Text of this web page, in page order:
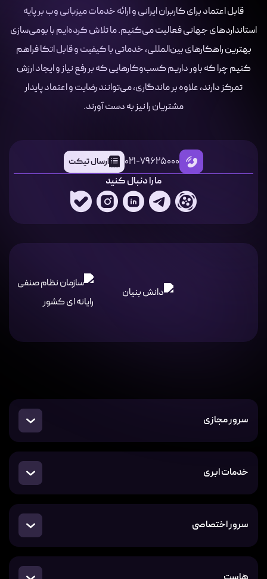
قابل اعتماد برای کاربران ایرانی و ارائه خدمات میزبانی وب بر پایه
استانداردهای جهانی فعالیت می‌کنیم. ما تلاش کرده‌ایم با بومی‌سازی
بهترین راهکارهای بین‌المللی، خدماتی با کیفیت و قابل اتکا فراهم
کنیم چرا که باور داریم کسب‌وکارهایی که بر رفع نیاز و ایجاد ارزش
تمرکز دارند، علاوه بر ماندگاری، می‌توانند رضایت و اعتماد پایدار
مشتریان را نیز به دست آورند.
021-79625000 ارسال تیکت
ما را دنبال کنید
سرور مجازی
خدمات ابری
سرور اختصاصی